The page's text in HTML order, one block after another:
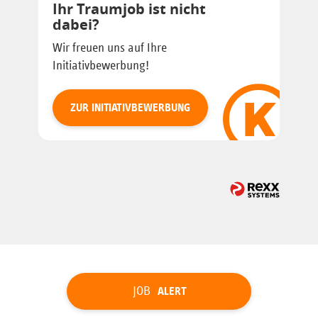
Ihr Traumjob ist nicht
dabei?
Wir freuen uns auf Ihre
Initiativbewerbung!
ZUR INITIATIVBEWERBUNG
JOB ALERT